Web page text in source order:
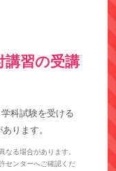
講習の受講
科試験を受ける
ります。
る場合があります。
センターへご確認くだ